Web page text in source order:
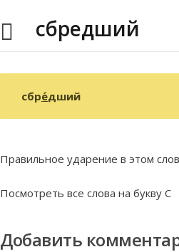
сбредший
сбре́дший
Правильное ударение в этом
Посмотреть все слова на букву С
Добавить